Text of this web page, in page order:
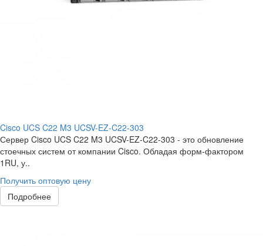
Cisco UCS C22 M3 UCSV-EZ-C22-303
Сервер Cisco UCS C22 M3 UCSV-EZ-C22-303 - это обновление
стоечных систем от компании Cisco. Обладая форм-фактором
1RU, у..
Получить оптовую цену
Подробнее